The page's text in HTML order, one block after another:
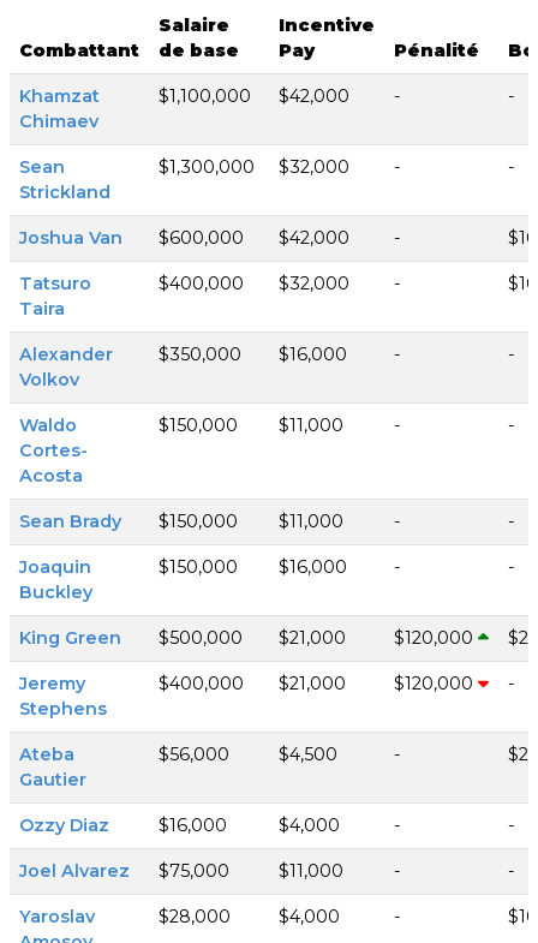
Combattant
Salaire
de base
Incentive
Pay
Pénalité
Khamzat
Chimaev
$1,100,000 $42,000 - -
Sean
Strickland
$1,300,000 $32,000 - -
Joshua Van $600,000 $42,000 -
Tatsuro
Taira
$400,000 $32,000 -
Alexander
Volkov
$350,000 $16,000 - -
Waldo
Cortes-
Acosta
$150,000 $11,000 - -
Sean Brady $150,000 $11,000 - -
Joaquin
Buckley
$150,000 $16,000 - -
King Green $500,000 $21,000 $120,000
Jeremy
Stephens
$400,000 $21,000 $120,000 -
Ateba
Gautier
$56,000 $4,500 -
Ozzy Diaz $16,000 $4,000 - -
Joel Alvarez $75,000 $11,000 - -
Yaroslav
$28,000 $4,000 -